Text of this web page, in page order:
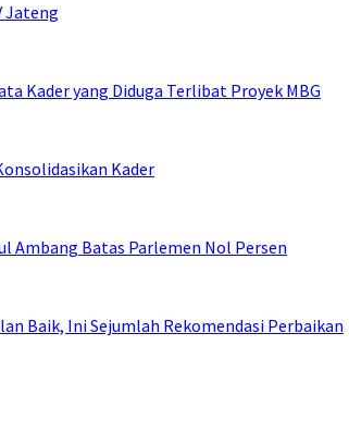
Jateng
Kader yang Diduga Terlibat Proyek MBG
Kader
Ambang Batas Parlemen Nol Persen
Baik, Ini Sejumlah Rekomendasi Perbaikan